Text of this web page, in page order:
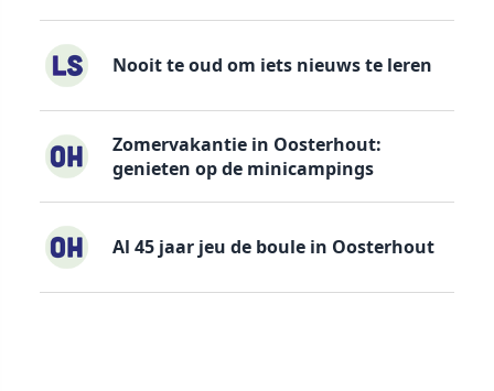
Nooit te oud om iets nieuws te leren
Zomervakantie in Oosterhout:
genieten op de minicampings
Al 45 jaar jeu de boule in Oosterhout